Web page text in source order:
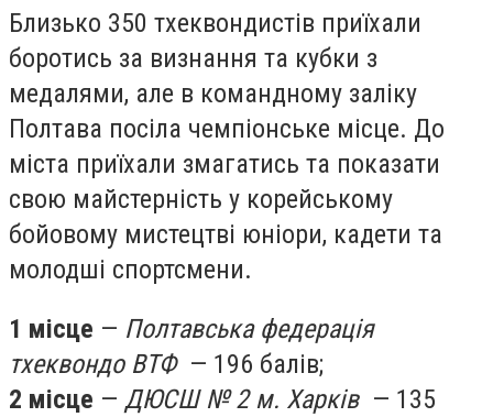
Близько 350 тхеквондистів приїхали
боротись за визнання та кубки з
медалями, але в командному заліку
Полтава посіла чемпіонське місце. До
міста приїхали змагатись та показати
свою майстерність у корейському
бойовому мистецтві юніори, кадети та
молодші спортсмени.
1 місце — Полтавська федерація
тхеквондо ВТФ— 196 балів;
2 місце — ДЮСШ № 2 м. Харків— 135